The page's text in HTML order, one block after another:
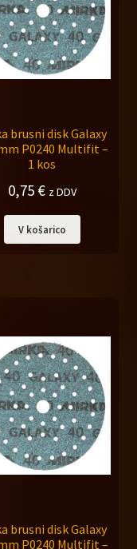
brusni disk Galaxy
P0240 Multifit –
1 kos
0,75€ z DDV
V košarico
brusni disk Galaxy
P0240 Multifit –